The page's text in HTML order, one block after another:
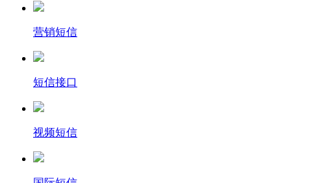
营销短信
短信接口
视频短信